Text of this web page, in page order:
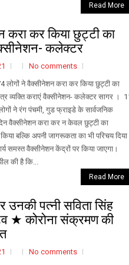
Read More
करा कर किया छुट्टी का
कलेक्टर
No comments
लोगों ने वैक्सीनेशन करा कर किया छुट्टी का
व्यक्ति कराएं वैक्सीनेशन- कलेक्टर सागर ।
ने रंग पंचमी, गुड फ्राइडे के सार्वजनिक
वैक्सीनेशन करा कर न केवल छुट्टी का
बल्कि अपनी जागरूकता का भी परिचय दिया
समस्त वैक्सीनेशन केंद्रों पर किया जाएगा।
की है कि...
Read More
उनकी पत्नी सविता सिंह
★ कोरोना संक्रमण की
No comments